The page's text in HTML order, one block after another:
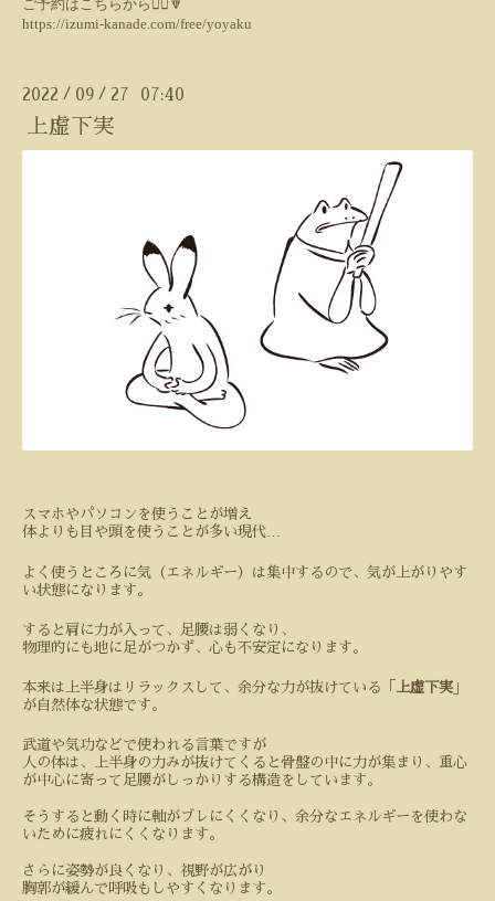
ご予約はこちらから💁‍♀️🔽
https://izumi-kanade.com/free/yoyaku
2022 / 09 / 27 07:40
上虚下実
スマホやパソコンを使うことが増え
体よりも目や頭を使うことが多い現代
よく使うところに気（エネルギー）は集中するので、気が上がりやす
い状態になります。
すると肩に力が入って、足腰は弱くなり、
物理的にも地に足がつかず、心も不安定になります。
本来は上半身はリラックスして、余分な力が抜けている「 上虚下実」
が自然体な状態です。
武道や気功などで使われる言葉ですが
人の体は、上半身の力みが抜けてくると骨盤の中に力が集まり、重心
が中心に寄って足腰がしっかりする構造をしています。
そうすると動く時に軸がブレにくくなり、余分なエネルギーを使わな
いために疲れにくくなります。
さらに姿勢が良くなり、視野が広がり
胸郭が緩んで呼吸もしやすくなります。